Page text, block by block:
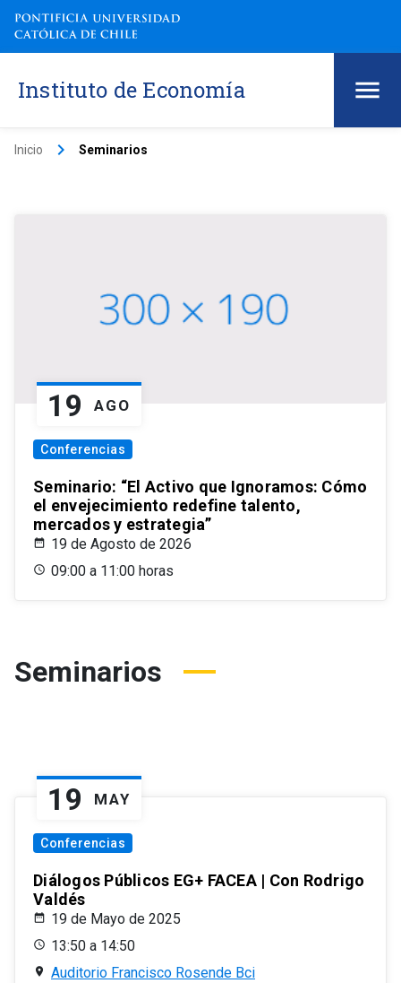
Instituto de Economía
Inicio keyboard_arrow_right Seminarios
19 AGO
Conferencias
Seminario: “El Activo que Ignoramos: Cómo
el envejecimiento redefine talento,
mercados y estrategia”
19 de Agosto de 2026
09:00 a 11:00 horas
Seminarios
19 MAY
Conferencias
Diálogos Públicos EG+ FACEA | Con Rodrigo
Valdés
19 de Mayo de 2025
13:50 a 14:50
Auditorio Francisco Rosende Bci